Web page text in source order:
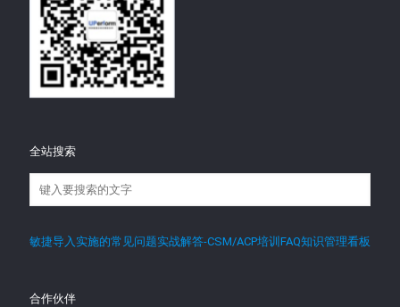
全站搜索
敏捷导入实施的常见问题实战解答-CSM/ACP培训FAQ知识管理看板
合作伙伴